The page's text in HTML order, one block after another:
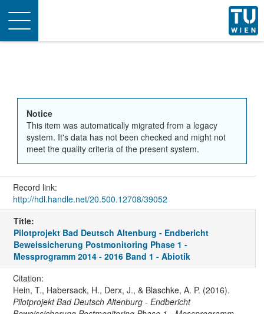
Toggle
navigation
Notice
This item was automatically migrated from a legacy
system. It's data has not been checked and might not
meet the quality criteria of the present system.
Record link:
http://hdl.handle.net/20.500.12708/39052
Title:
Pilotprojekt Bad Deutsch Altenburg - Endbericht
Beweissicherung Postmonitoring Phase 1 -
Messprogramm 2014 - 2016 Band 1 - Abiotik
Citation:
Hein, T., Habersack, H., Derx, J., & Blaschke, A. P. (2016).
Pilotprojekt Bad Deutsch Altenburg - Endbericht